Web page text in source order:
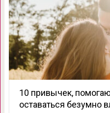
10 привычек,
оставаться безумно